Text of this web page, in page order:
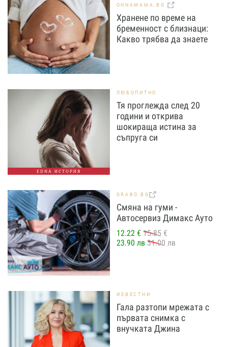
OHNAMAMA.BG
Хранене по време на
бременност с близнаци:
Какво трябва да знаете
EDNA ИСТОРИЯ
ЛЮБОПИТНО
Тя проглежда след 20
години и открива
шокираща истина за
съпруга си
GRABO.BG
Смяна на гуми -
Автосервиз Димaкс Ауто
12.22 € 15.85 €
23.90 лв 31.00 лв
ИЗВЕСТНИ
Гала разтопи мрежата с
първата снимка с
внучката Джина